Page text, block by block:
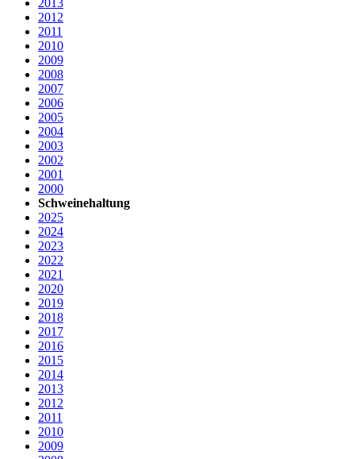
2013
2012
2011
2010
2009
2008
2007
2006
2005
2004
2003
2002
2001
2000
Schweinehaltung
2025
2024
2023
2022
2021
2020
2019
2018
2017
2016
2015
2014
2013
2012
2011
2010
2009